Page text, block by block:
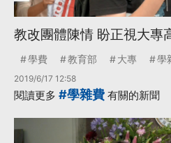
教改團體陳情 盼正視大專
學費 教育部 大專 學
2019/6/17 12:58
閱讀更多 #學雜費 有關的新聞